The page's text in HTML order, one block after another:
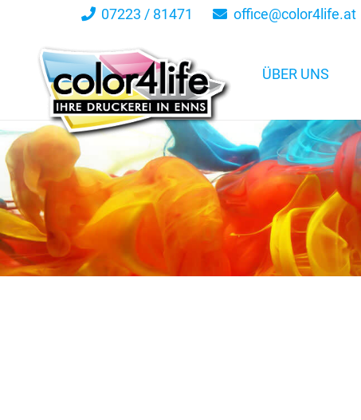
07223 / 81471 office@color4life.at
ÜBER UNS